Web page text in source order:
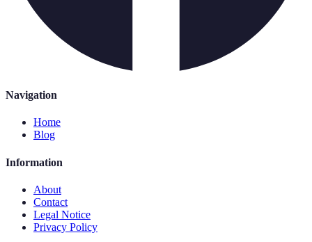
Navigation
Home
Blog
Information
About
Contact
Legal Notice
Privacy Policy